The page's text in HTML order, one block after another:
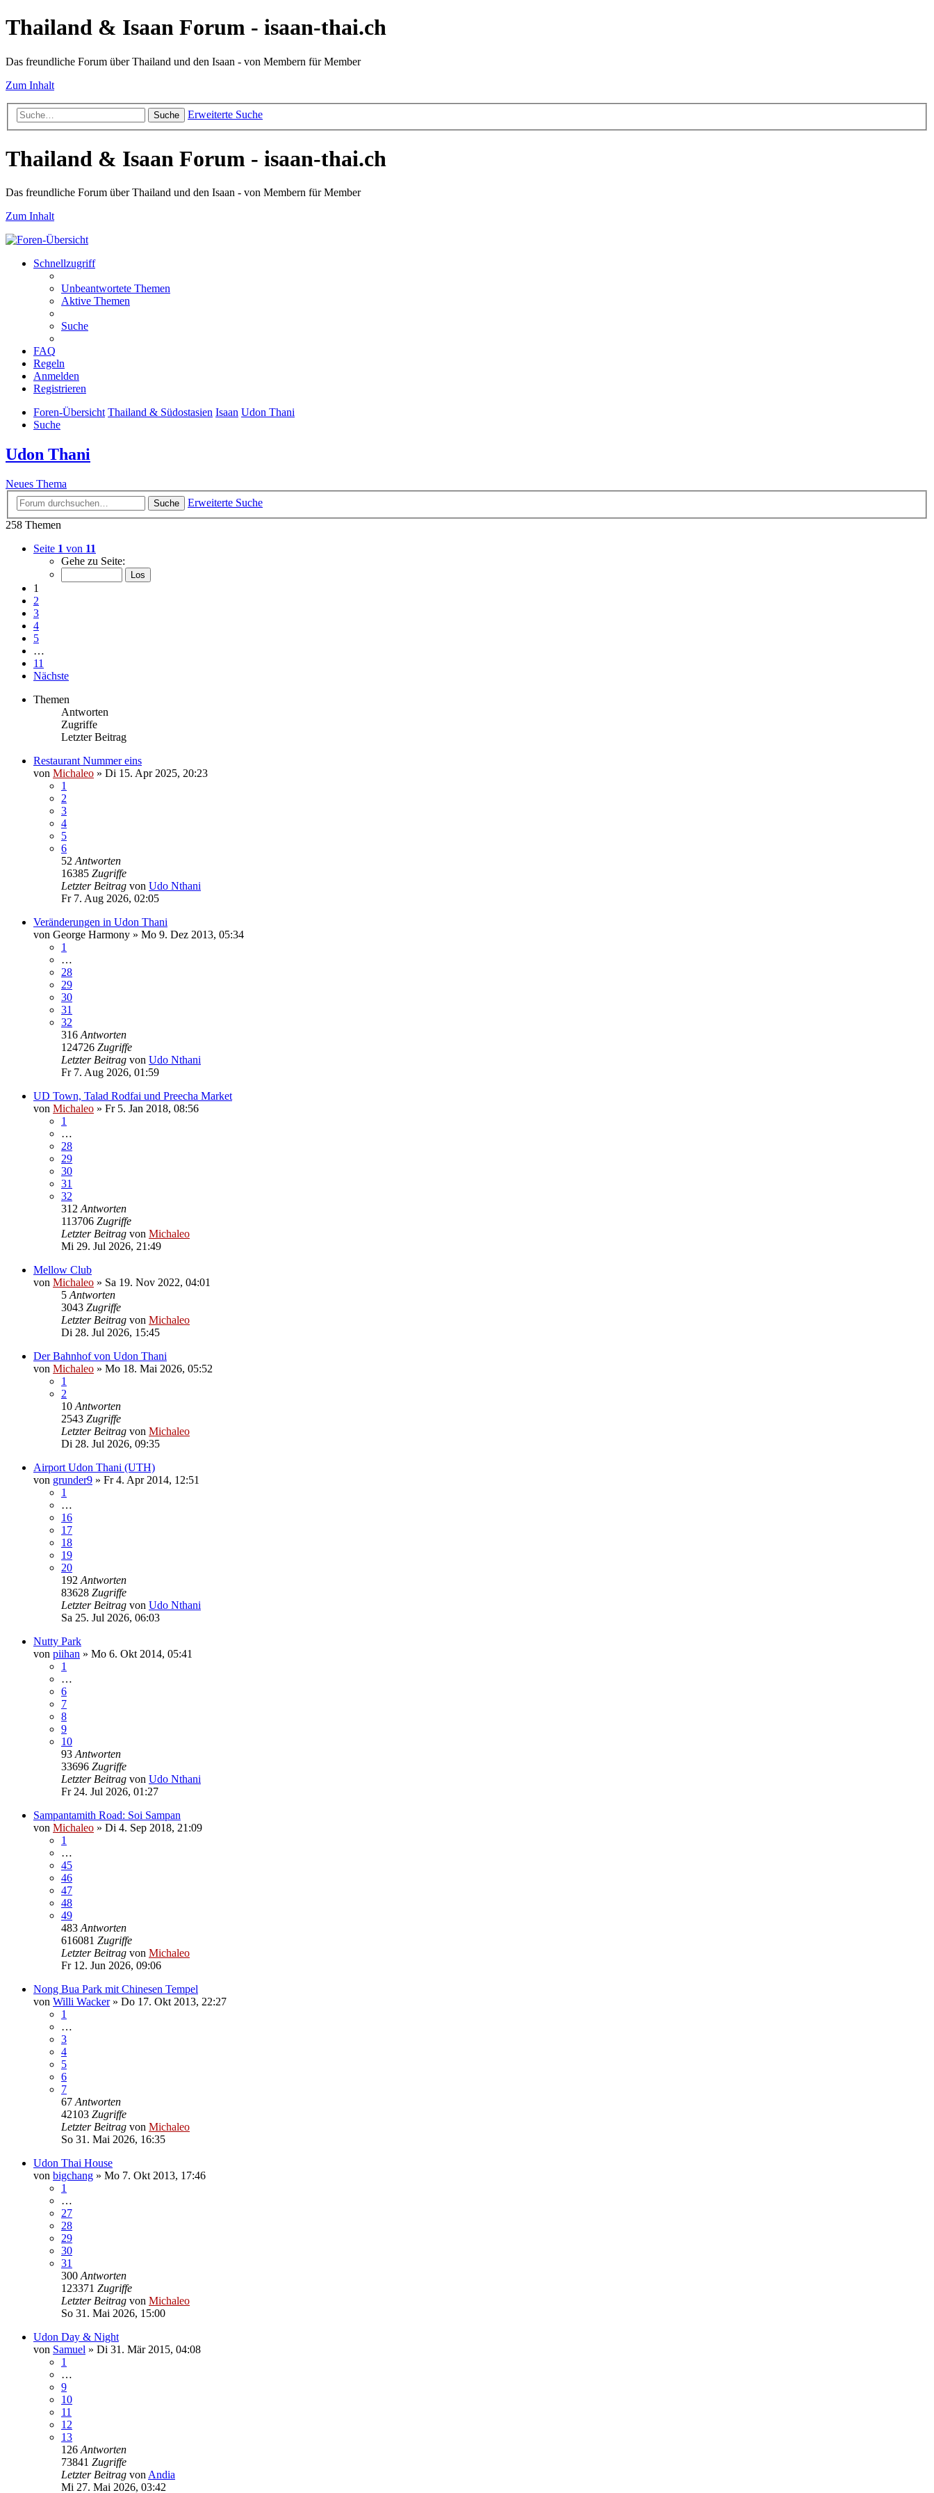
Thailand & Isaan Forum - isaan-thai.ch
Das freundliche Forum über Thailand und den Isaan - von Membern für Member
Zum Inhalt
Suche Erweiterte Suche
Thailand & Isaan Forum - isaan-thai.ch
Das freundliche Forum über Thailand und den Isaan - von Membern für Member
Zum Inhalt
Schnellzugriff
Unbeantwortete Themen
Aktive Themen
Suche
FAQ
Regeln
Anmelden
Registrieren
Foren-Übersicht Thailand & Südostasien Isaan Udon Thani
Suche
Udon Thani
Neues Thema
Suche
Erweiterte Suche
258 Themen
Seite 1 von 11
Gehe zu Seite:
1
2
3
4
5
…
11
Nächste
Themen
Antworten
Zugriffe
Letzter Beitrag
Restaurant Nummer eins
von Michaleo » Di 15. Apr 2025, 20:23
1
2
3
4
5
6
52 Antworten
16385 Zugriffe
Letzter Beitrag von Udo Nthani
Fr 7. Aug 2026, 02:05
Veränderungen in Udon Thani
von George Harmony » Mo 9. Dez 2013, 05:34
1
…
28
29
30
31
32
316 Antworten
124726 Zugriffe
Letzter Beitrag von Udo Nthani
Fr 7. Aug 2026, 01:59
UD Town, Talad Rodfai und Preecha Market
von Michaleo » Fr 5. Jan 2018, 08:56
1
…
28
29
30
31
32
312 Antworten
113706 Zugriffe
Letzter Beitrag von Michaleo
Mi 29. Jul 2026, 21:49
Mellow Club
von Michaleo » Sa 19. Nov 2022, 04:01
5 Antworten
3043 Zugriffe
Letzter Beitrag von Michaleo
Di 28. Jul 2026, 15:45
Der Bahnhof von Udon Thani
von Michaleo » Mo 18. Mai 2026, 05:52
1
2
10 Antworten
2543 Zugriffe
Letzter Beitrag von Michaleo
Di 28. Jul 2026, 09:35
Airport Udon Thani (UTH)
von grunder9 » Fr 4. Apr 2014, 12:51
1
…
16
17
18
19
20
192 Antworten
83628 Zugriffe
Letzter Beitrag von Udo Nthani
Sa 25. Jul 2026, 06:03
Nutty Park
von piihan » Mo 6. Okt 2014, 05:41
1
…
6
7
8
9
10
93 Antworten
33696 Zugriffe
Letzter Beitrag von Udo Nthani
Fr 24. Jul 2026, 01:27
Sampantamith Road: Soi Sampan
von Michaleo » Di 4. Sep 2018, 21:09
1
…
45
46
47
48
49
483 Antworten
616081 Zugriffe
Letzter Beitrag von Michaleo
Fr 12. Jun 2026, 09:06
Nong Bua Park mit Chinesen Tempel
von Willi Wacker» Do 17. Okt 2013, 22:27
1
…
3
4
5
6
7
67 Antworten
42103 Zugriffe
Letzter Beitrag von Michaleo
So 31. Mai 2026, 16:35
Udon Thai House
von bigchang » Mo 7. Okt 2013, 17:46
1
…
27
28
29
30
31
300 Antworten
123371 Zugriffe
Letzter Beitrag von Michaleo
So 31. Mai 2026, 15:00
Udon Day & Night
von Samuel » Di 31. Mär 2015, 04:08
1
…
9
10
11
12
13
126 Antworten
73841 Zugriffe
Letzter Beitrag von Andia
Mi 27. Mai 2026, 03:42